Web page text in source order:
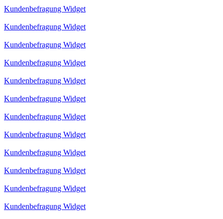
Kundenbefragung Widget
Kundenbefragung Widget
Kundenbefragung Widget
Kundenbefragung Widget
Kundenbefragung Widget
Kundenbefragung Widget
Kundenbefragung Widget
Kundenbefragung Widget
Kundenbefragung Widget
Kundenbefragung Widget
Kundenbefragung Widget
Kundenbefragung Widget